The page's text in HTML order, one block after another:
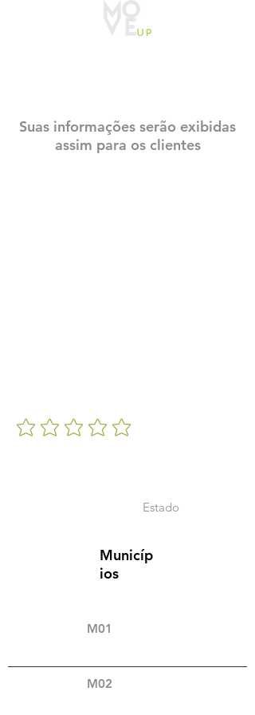
Suas informações serão exibidas
assim para os clientes
Estado
Municíp
ios
M01
M02